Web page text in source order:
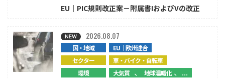
EU｜PIC規則改正案－附属書IおよびVの改正
国・地域
EU｜欧州連合
セクター
車・バイク・自転車
環境
大気質 、地球温暖化、...
2026.08.07